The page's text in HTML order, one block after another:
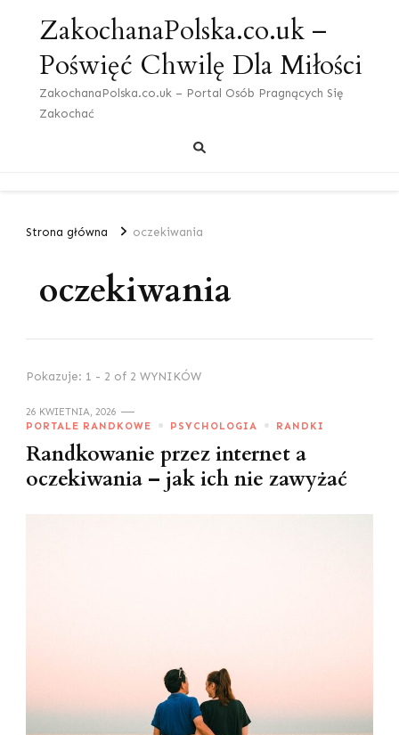
ZakochanaPolska.co.uk –
Poświęć Chwilę Dla Miłości
ZakochanaPolska.co.uk – Portal Osób Pragnących Się
Zakochać
Strona główna oczekiwania
oczekiwania
Pokazuje: 1 - 2 of 2 WYNIKÓW
26 KWIETNIA, 2026
PORTALE RANDKOWE
PSYCHOLOGIA RANDKI
Randkowanie przez internet a
oczekiwania – jak ich nie zawyżać